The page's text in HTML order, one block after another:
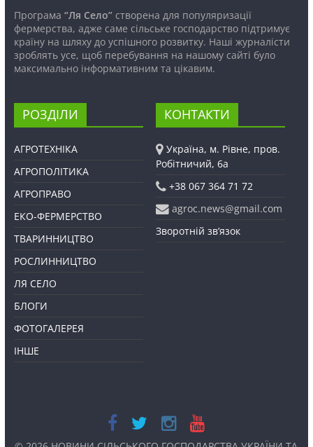
Програма “Ля Село”створена для популяризації
фермерства, адже саме сільське господарство підтримує
країну на шляху до успішного розвитку. Наші журналісти
зроблять усе, щоб перебування на нашому сайті було
максимально інформативним та цікавим.
РОЗДІЛИ
АГРОТЕХНІКА
АГРОПОЛІТИКА
АГРОПРАВО
ЕКО-ФЕРМЕРСТВО
ТВАРИННИЦТВО
РОСЛИННИЦТВО
ЛЯ СЕЛО
БЛОГИ
ФОТОГАЛЕРЕЯ
ІНШЕ
КОНТАКТИ
Україна, м. Рівне, пров.
Робітничий, 6а
+38 067 364 71 72
agroc.news@gmail.com
Зворотній зв’язок